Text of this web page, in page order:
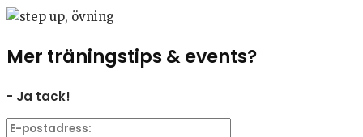
Mer träningstips & events?
- Ja tack!